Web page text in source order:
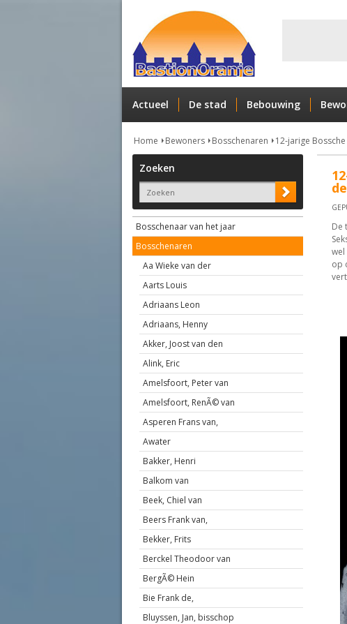
Actueel De stad Bebouwing
Home Bewoners Bosschenaren 12-jarige
Zoeken
Bosschenaar van het jaar
Bosschenaren
Aa Wieke van der
Aarts Louis
Adriaans Leon
Adriaans, Henny
Akker, Joost van den
Alink, Eric
Amelsfoort, Peter van
Amelsfoort, RenÃ© van
Asperen Frans van,
Awater
Bakker, Henri
Balkom van
Beek, Chiel van
Beers Frank van,
Bekker, Frits
Berckel Theodoor van
BergÃ© Hein
Bie Frank de,
Bluyssen, Jan, bisschop
De
wel
op